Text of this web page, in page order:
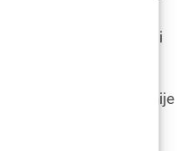
kožom i tankim
od drugih vrsta lasera i
uklanjanje dlačica nije
optimalnih
jer dlačice rastu u